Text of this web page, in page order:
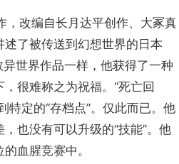
，改编自长月达平创作、大冢真
了被传送到幻想世界的日本
世界作品一样，他获得了一种
很难称之为祝福。“死亡回
特定的“存档点”。仅此而已。他
也没有可以升级的“技能”。他
血腥竞赛中。